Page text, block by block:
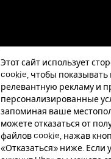
Inc.
Этот сайт использует
cookie, чтобы показывать
релевантную рекламу и
персонализированные
запоминая ваше
можете отказаться от
файлов cookie, нажав
«Отказаться» ниже. Если